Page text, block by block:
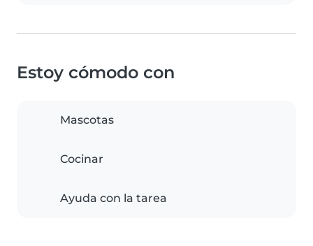
Estoy cómodo con
Mascotas
Cocinar
Ayuda con la tarea